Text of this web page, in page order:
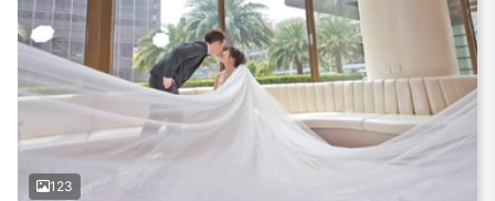
123